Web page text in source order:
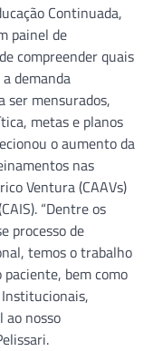
Continuada,
painel de
compreender quais
demanda
ser mensurados,
metas e planos
o aumento da
nas
Ventura (CAAVs)
“Dentre os
processo de
temos o trabalho
paciente, bem como
ao nosso